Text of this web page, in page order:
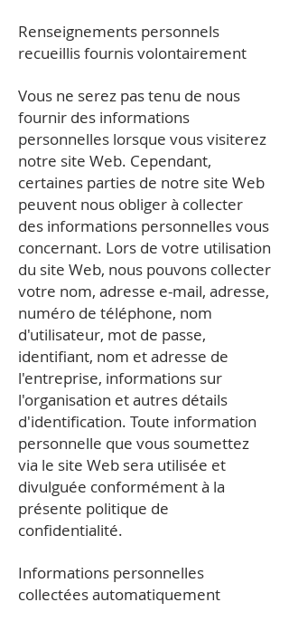
Renseignements personnels
recueillis fournis volontairement
Vous ne serez pas tenu de nous
fournir des informations
personnelles lorsque vous visiterez
notre site Web. Cependant,
certaines parties de notre site Web
peuvent nous obliger à collecter
des informations personnelles vous
concernant. Lors de votre utilisation
du site Web, nous pouvons collecter
votre nom, adresse e-mail, adresse,
numéro de téléphone, nom
d'utilisateur, mot de passe,
identifiant, nom et adresse de
l'entreprise, informations sur
l'organisation et autres détails
d'identification. Toute information
personnelle que vous soumettez
via le site Web sera utilisée et
divulguée conformément à la
présente politique de
confidentialité.
Informations personnelles
collectées automatiquement